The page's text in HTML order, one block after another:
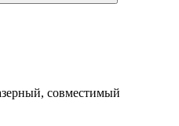
совместимый